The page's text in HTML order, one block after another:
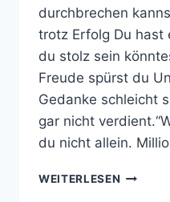
durchbrechen
trotz Erfolg Du
du stolz sein
Freude spürst du
Gedanke schleicht
gar nicht
du nicht allein.
WEITERLESEN DAS